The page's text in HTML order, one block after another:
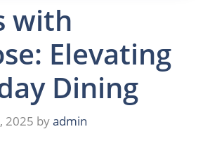
with
Elevating
Dining
2025 byadmin